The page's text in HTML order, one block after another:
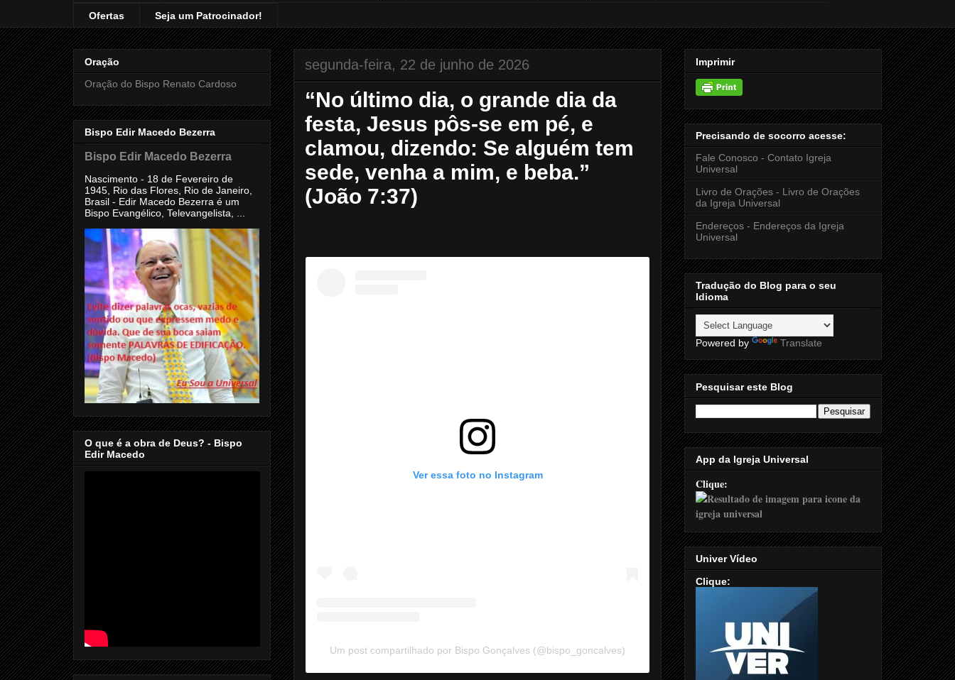
Ofertas Seja um Patrocinador!
segunda-feira, 22 de junho de 2026
“No último dia, o grande dia da
festa, Jesus pôs-se em pé, e
clamou, dizendo: Se alguém tem
sede, venha a mim, e beba.”
(João 7:37)
Ver essa foto no Instagram
Um post compartilhado por Bispo Gonçalves (@bispo_goncalves)
Oração
Oração do Bispo Renato Cardoso
Bispo Edir Macedo Bezerra
Bispo Edir Macedo Bezerra
Nascimento - 18 de Fevereiro de
1945, Rio das Flores, Rio de Janeiro,
Brasil - Edir Macedo Bezerra é um
Bispo Evangélico, Televangelista, ...
O que é a obra de Deus? - Bispo
Edir Macedo
Imprimir
Precisando de socorro acesse:
Fale Conosco - Contato Igreja
Universal
Livro de Orações - Livro de Orações
da Igreja Universal
Endereços - Endereços da Igreja
Universal
Tradução do Blog para o seu
Idioma
Powered by Translate
Pesquisar este Blog
App da Igreja Universal
Clique:
Univer Vídeo
Clique: